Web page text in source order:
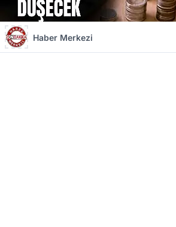
Haber Merkezi